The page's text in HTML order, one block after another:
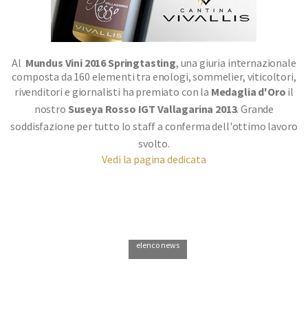
Al Mundus Vini 2016 Springtasting, una giuria internazionale
composta da 160 elementi tra enologi, sommelier, viticoltori,
rivenditori e giornalisti ha premiato con la Medaglia d'Oro il
nostro Suseya Rosso IGT Vallagarina 2013. Grande
soddisfazione per tutto lo staff a conferma dell'ottimo lavoro
svolto.
Vedi la pagina dedicata
elenco news